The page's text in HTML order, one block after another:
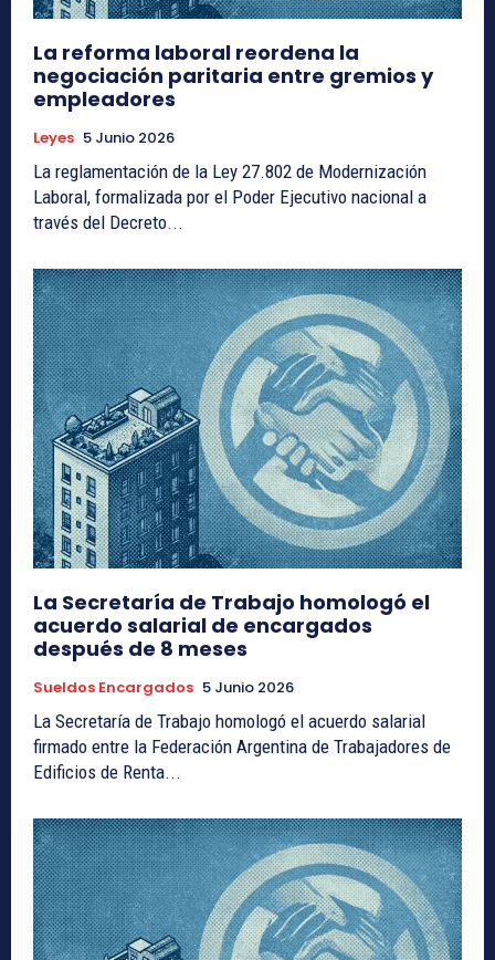
La reforma laboral reordena la
negociación paritaria entre gremios y
empleadores
Leyes 5 Junio 2026
La reglamentación de la Ley 27.802 de Modernización
Laboral, formalizada por el Poder Ejecutivo nacional a
través del Decreto...
La Secretaría de Trabajo homologó el
acuerdo salarial de encargados
después de 8 meses
Sueldos Encargados 5 Junio 2026
La Secretaría de Trabajo homologó el acuerdo salarial
firmado entre la Federación Argentina de Trabajadores de
Edificios de Renta...